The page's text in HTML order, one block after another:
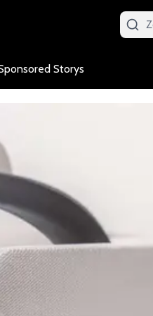
Storys